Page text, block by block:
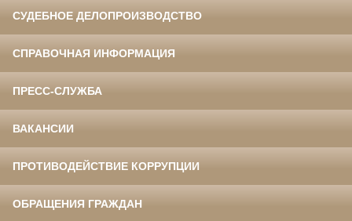
СУДЕБНОЕ ДЕЛОПРОИЗВОДСТВО
СПРАВОЧНАЯ ИНФОРМАЦИЯ
ПРЕСС-СЛУЖБА
ВАКАНСИИ
ПРОТИВОДЕЙСТВИЕ КОРРУПЦИИ
ОБРАЩЕНИЯ ГРАЖДАН